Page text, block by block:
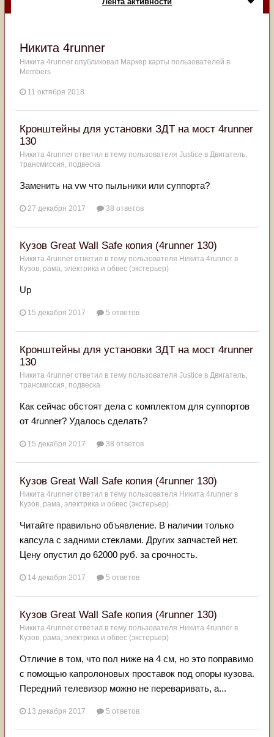
Никита 4runner
Никита 4runner опубликовал Маркер карты пользователей в
Members
11 октября 2018
Кронштейны для установки ЗДТ на мост 4runner
130
Никита 4runner ответил в тему пользователя Justice в Двигатель,
трансмиссия, подвеска
Заменить на vw что пыльники или суппорта?
27 декабря 2017 38 ответов
Кузов Great Wall Safe копия (4runner 130)
Никита 4runner ответил в тему пользователя Никита 4runner в
Кузов, рама, электрика и обвес (экстерьер)
Up
15 декабря 2017 5 ответов
Кронштейны для установки ЗДТ на мост 4runner
130
Никита 4runner ответил в тему пользователя Justice в Двигатель,
трансмиссия, подвеска
Как сейчас обстоят дела с комплектом для суппортов
от 4runner? Удалось сделать?
15 декабря 2017 38 ответов
Кузов Great Wall Safe копия (4runner 130)
Никита 4runner ответил в тему пользователя Никита 4runner в
Кузов, рама, электрика и обвес (экстерьер)
Читайте правильно объявление. В наличии только
капсула с задними стеклами. Других запчастей нет.
Цену опустил до 62000 руб. за срочность.
14 декабря 2017 5 ответов
Кузов Great Wall Safe копия (4runner 130)
Никита 4runner ответил в тему пользователя Никита 4runner в
Кузов, рама, электрика и обвес (экстерьер)
Отличие в том, что пол ниже на 4 см, но это поправимо
с помощью капролоновых проставок под опоры кузова.
Передний телевизор можно не переваривать, а...
13 декабря 2017 5 ответов